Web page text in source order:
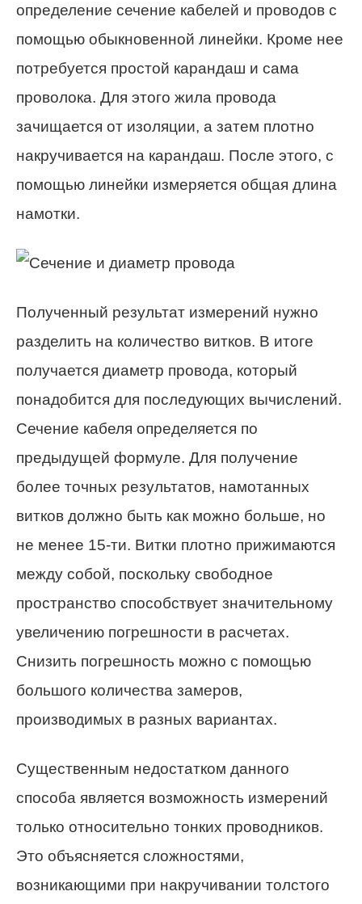
определение сечение кабелей и проводов с
помощью обыкновенной линейки. Кроме нее
потребуется простой карандаш и сама
проволока. Для этого жила провода
зачищается от изоляции, а затем плотно
накручивается на карандаш. После этого, с
помощью линейки измеряется общая длина
намотки.
Полученный результат измерений нужно
разделить на количество витков. В итоге
получается диаметр провода, который
понадобится для последующих вычислений.
Сечение кабеля определяется по
предыдущей формуле. Для получение
более точных результатов, намотанных
витков должно быть как можно больше, но
не менее 15-ти. Витки плотно прижимаются
между собой, поскольку свободное
пространство способствует значительному
увеличению погрешности в расчетах.
Снизить погрешность можно с помощью
большого количества замеров,
производимых в разных вариантах.
Существенным недостатком данного
способа является возможность измерений
только относительно тонких проводников.
Это объясняется сложностями,
возникающими при накручивании толстого